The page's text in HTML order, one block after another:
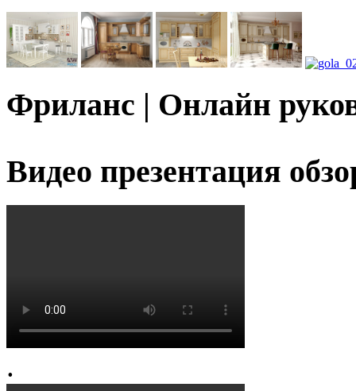
Фриланс | Онлайн
Видео презентация
.